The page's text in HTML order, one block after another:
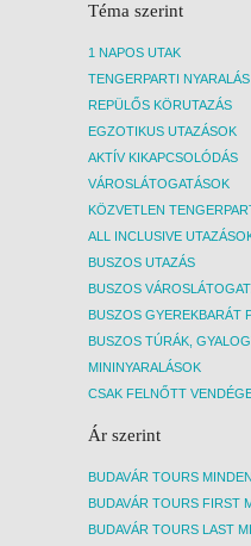
Téma szerint
1 NAPOS UTAK
TENGERPARTI NYARALÁS
REPÜLŐS KÖRUTAZÁS
EGZOTIKUS UTAZÁSOK
AKTÍV KIKAPCSOLÓDÁS
VÁROSLÁTOGATÁSOK
BUSZOS UTAZÁS
MININYARALÁSOK
Ár szerint